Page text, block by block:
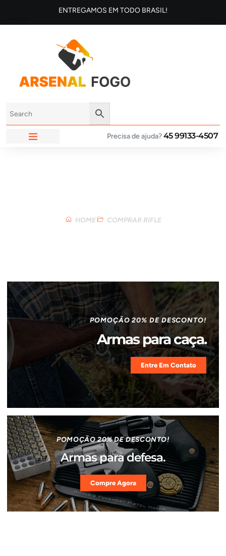
ENTREGAMOS EM TODO BRASIL!
Precisa de ajuda?45 99133-4507
HOME COMPRAR RIFLE
POMOÇÃO 20% DE DESCONTO!
Armas para caça.
Entre Em Contato
POMOÇÃO 20% DE DESCONTO!
Armas para defesa.
Compre Agora